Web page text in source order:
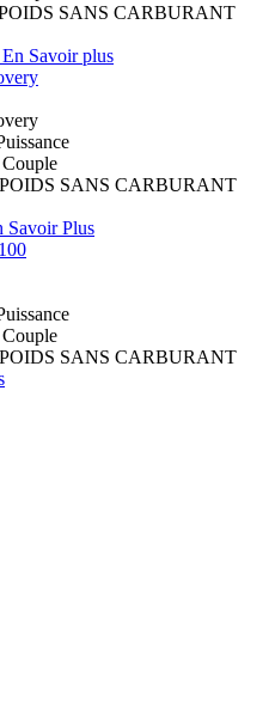
SANS CARBURANT
En Savoir plus
Couple
POIDS SANS CARBURANT
Savoir Plus
Couple
POIDS SANS CARBURANT